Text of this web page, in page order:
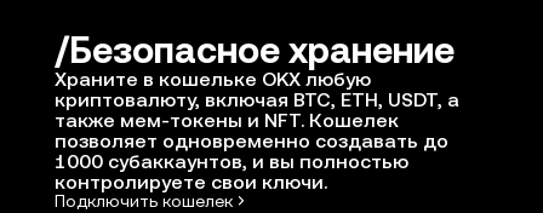
Безопасное хранение
Храните в кошельке OKX любую
криптовалюту, включая BTC, ETH, USDT, а
также мем-токены и NFT. Кошелек
позволяет одновременно создавать до
1000 субаккаунтов, и вы полностью
контролируете свои ключи.
Подключить кошелек